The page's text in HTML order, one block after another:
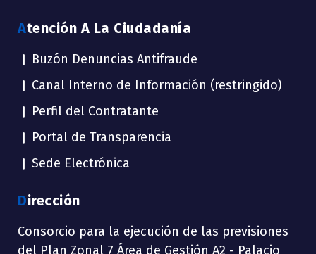
Atención A La Ciudadanía
Buzón Denuncias Antifraude
Canal Interno de Información (restringido)
Perfil del Contratante
Portal de Transparencia
Sede Electrónica
Dirección
Consorcio para la ejecución de las previsiones
del Plan Zonal 7 Área de Gestión A2 - Palacio